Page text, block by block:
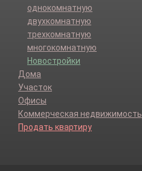
однокомнатную
двухкомнатную
трехкомнатную
многокомнатную
Новостройки
Дома
Участок
Офисы
Коммерческая недвижимость
Продать квартиру